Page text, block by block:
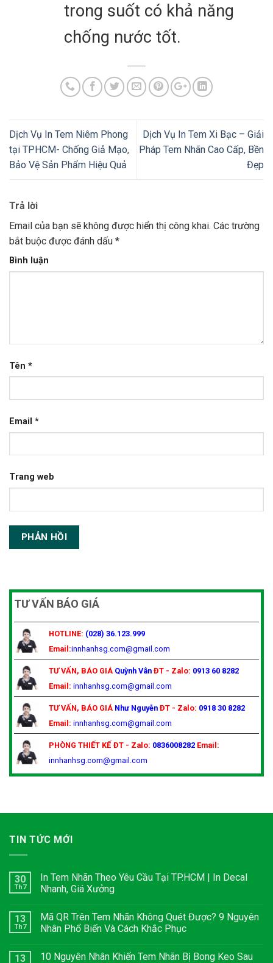
trong suốt có khả năng
chống nước tốt.
Dịch Vụ In Tem Niêm Phong
tại TPHCM- Chống Giả Mạo,
Bảo Vệ Sản Phẩm Hiệu Quả
Dịch Vụ In Tem Xi Bạc – Giải
Pháp Tem Nhãn Cao Cấp, Bền
Đẹp
Trả lời
Email của bạn sẽ không được hiển thị công khai. Các trường
bắt buộc được đánh dấu *
Bình luận
Tên *
Email *
Trang web
TƯ VẤN BÁO GIÁ
HOTLINE: (028) 36.123.999
Email:innhanhsg.com@gmail.com
TƯ VẤN, BÁO GIÁ Quỳnh Vân ĐT - Zalo: 0913 60 8282
Email: innhanhsg.com@gmail.com
TƯ VẤN, BÁO GIÁ Như Nguyễn ĐT - Zalo: 0918 30 8282
Email: innhanhsg.com@gmail.com
PHÒNG THIẾT KẾ ĐT - Zalo: 0836008282 Email:
innhanhsg.com@gmail.com
TIN TỨC MỚI
30
Th7
In Tem Nhãn Theo Yêu Cầu Tại TP.HCM | In Decal
Nhanh, Giá Xưởng
13
Th7
Mã QR Trên Tem Nhãn Không Quét Được? 9 Nguyên
Nhân Phổ Biến Và Cách Khắc Phục
13
10 Nguyên Nhân Khiến Tem Nhãn Bị Bong Keo Sau